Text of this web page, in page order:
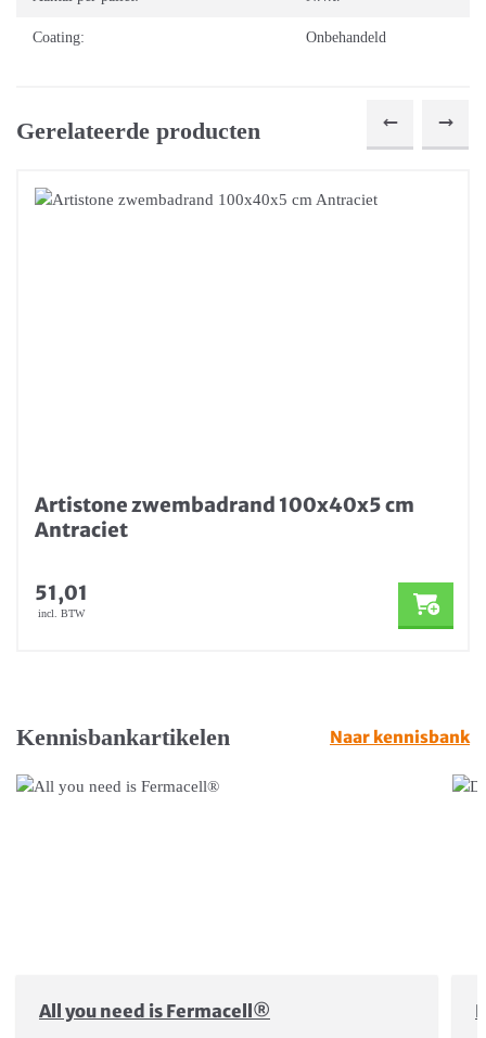
Coating: Onbehandeld
Gerelateerde producten
Artistone zwembadrand 100x40x5 cm
Antraciet
51,01
incl. BTW
Kennisbankartikelen Naar kennisbank
All you need is Fermacell®